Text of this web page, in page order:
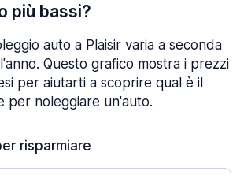
più bassi?
auto a Plaisir varia a seconda
Questo grafico mostra i prezzi
per aiutarti a scoprire qual è il
per noleggiare un'auto.
risparmiare